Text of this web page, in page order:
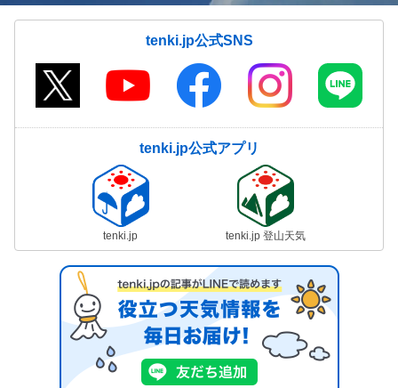
tenki.jp公式SNS
tenki.jp公式アプリ
tenki.jp tenki.jp 登山天気